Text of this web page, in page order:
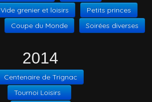
Vide grenier et loisirs
Petits princes
Coupe du Monde Soirées diverses
2014
Centenaire de Trignac
Tournoi Loisirs